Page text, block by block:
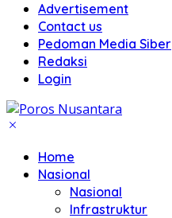
Advertisement
Contact us
Pedoman Media Siber
Redaksi
Login
Home
Nasional
Nasional
Infrastruktur